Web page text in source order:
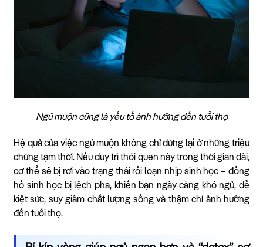
Ngủ muộn cũng là yếu tố ảnh hưởng đến tuổi thọ
Hệ quả của việc ngủ muộn không chỉ dừng lại ở những triệu
chứng tạm thời. Nếu duy trì thói quen này trong thời gian dài,
cơ thể sẽ bị rơi vào trạng thái rối loạn nhịp sinh học – đồng
hồ sinh học bị lệch pha, khiến bạn ngày càng khó ngủ, dễ
kiệt sức, suy giảm chất lượng sống và thậm chí ảnh hưởng
đến tuổi thọ.